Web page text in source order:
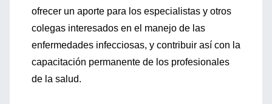
ofrecer un aporte para los especialistas y otros
colegas interesados en el manejo de las
enfermedades infecciosas, y contribuir así con la
capacitación permanente de los profesionales
de la salud.